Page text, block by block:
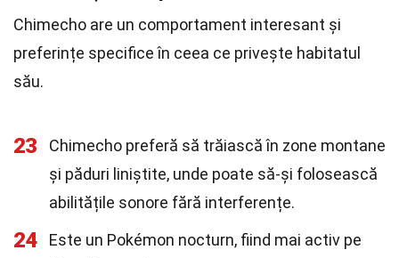
Chimecho are un comportament interesant și
preferințe specifice în ceea ce privește habitatul
său.
23
Chimecho preferă să trăiască în zone montane
și păduri liniștite, unde poate să-și folosească
abilitățile sonore fără interferențe.
24
Este un Pokémon nocturn, fiind mai activ pe